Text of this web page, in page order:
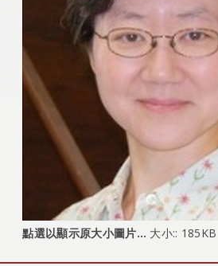
點選以顯示原大小圖片… 大小:: 185KB